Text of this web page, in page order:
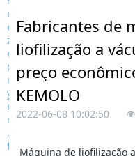
Fabricantes de
liofilização a
preço
KEMOLO
2022-06-08 10:02:50
Máquina de liofilização